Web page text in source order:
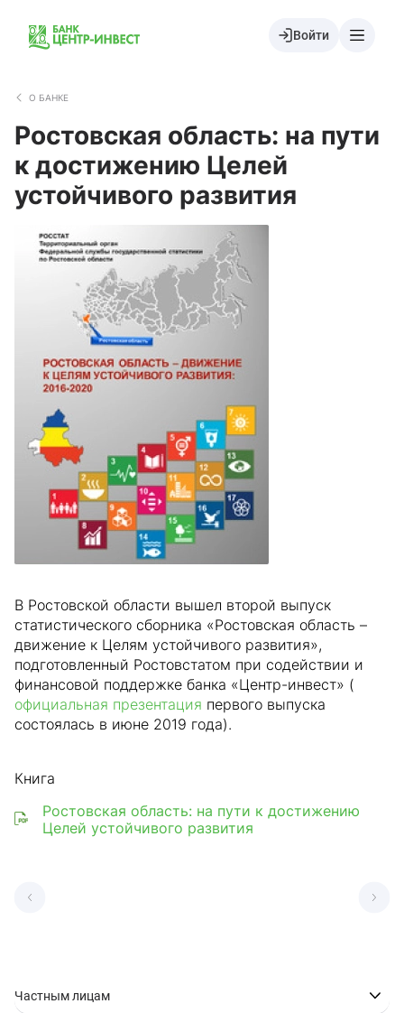
Войти
О БАНКЕ
Ростовская область: на пути
к достижению Целей
устойчивого развития
В Ростовской области вышел второй выпуск
статистического сборника «Ростовская область –
движение к Целям устойчивого развития»,
подготовленный Ростовстатом при содействии и
финансовой поддержке банка «Центр-инвест» (
официальная презентация первого выпуска
состоялась в июне 2019 года).
Книга
Ростовская область: на пути к достижению
Целей устойчивого развития
Частным лицам